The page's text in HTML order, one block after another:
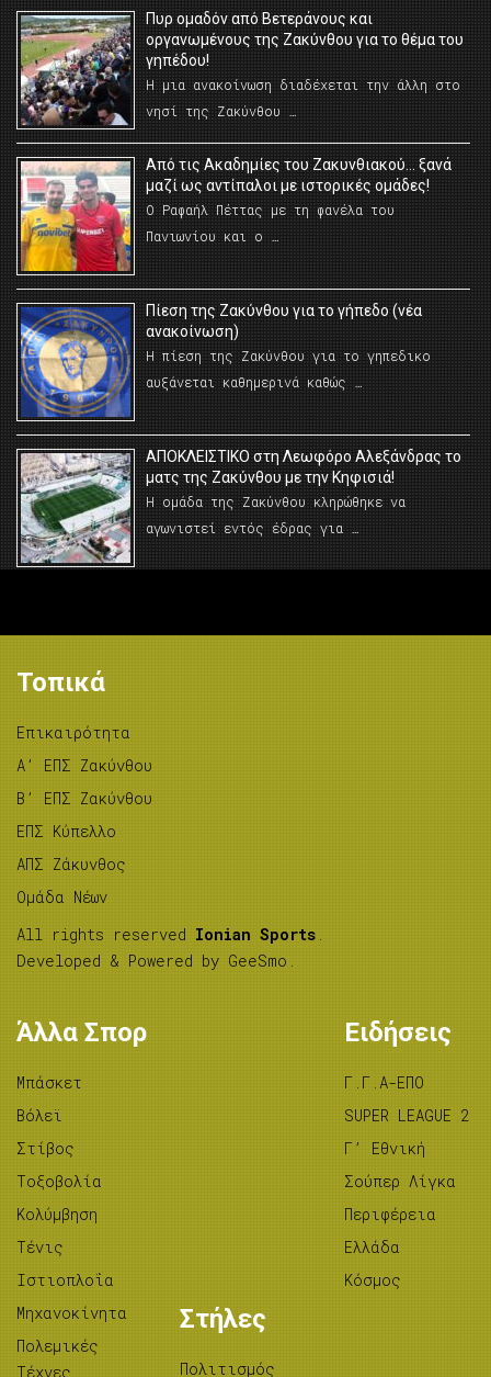
Πυρ ομαδόν από Βετεράνους και
οργανωμένους της Ζακύνθου για το θέμα του
γηπέδου!
Η μια ανακοίνωση διαδέχεται την άλλη στο
νησί της Ζακύνθου …
Από τις Ακαδημίες του Ζακυνθιακού… ξανά
μαζί ως αντίπαλοι με ιστορικές ομάδες!
Ο Ραφαήλ Πέττας με τη φανέλα του
Πανιωνίου και ο …
Πίεση της Ζακύνθου για το γήπεδο (νέα
ανακοίνωση)
Η πίεση της Ζακύνθου για το γηπεδικο
αυξάνεται καθημερινά καθώς …
AΠΟΚΛΕΙΣΤΙΚΟ στη Λεωφόρο Αλεξάνδρας το
ματς της Ζακύνθου με την Κηφισιά!
Η ομάδα της Ζακύνθου κληρώθηκε να
αγωνιστεί εντός έδρας για …
Τοπικά
Επικαιρότητα
A’ ΕΠΣ Ζακύνθου
B’ ΕΠΣ Ζακύνθου
ΕΠΣ Κύπελλο
ΑΠΣ Ζάκυνθος
Ομάδα Νέων
All rights reserved Ionian Sports .
Developed & Powered by GeeSmo .
Άλλα Σπορ
Μπάσκετ
Βόλεϊ
Στίβος
Tοξοβολία
Κολύμβηση
Τένις
Ιστιοπλοΐα
Μηχανοκίνητα
Πολεμικές
Τέχνες
Ειδήσεις
Γ.Γ.Α-ΕΠΟ
SUPER LEAGUE 2
Γ’ Εθνική
Σούπερ Λίγκα
Περιφέρεια
Ελλάδα
Κόσμος
Στήλες
Πολιτισμός